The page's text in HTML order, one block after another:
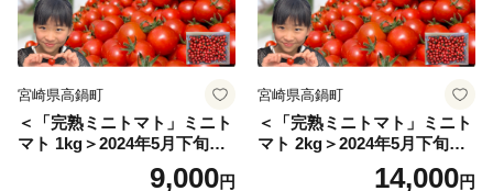
き網（棒受け網）漁業、タチウオ、フグ等を対象とした
延べ縄漁業など、農林水産業が盛んな町です。
【印南祭り】
印南町を祭り一色に染める「印南祭り」。毎年10月2
日、日高地方の秋祭りのトップを切って行われる、宇杉
八幡と山口八幡両神社の合同秋季祭礼です。
宮崎県高鍋町
＜「完熟ミニトマト」ミニト
マト 1kg＞2024年5月下旬迄
に順次出荷 野菜ソムリエサ
ミット アルル・リリカ共に
9,000円
宮崎県高鍋町
＜「完熟ミニトマト」ミニト
マト 2kg＞2024年5月下旬迄
に順次出荷 野菜ソムリエサ
ミット アルル・リリカ共に
14,000円